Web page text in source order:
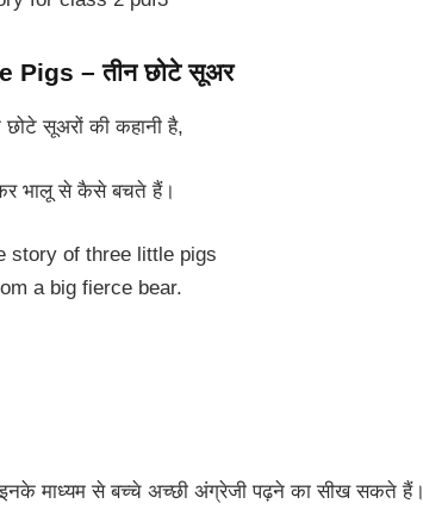
Pigs – तीन छोटे सूअर
सूअरों की कहानी है,
भालू से कैसे बचते हैं।
story of three little pigs
a big fierce bear.
इनके माध्यम से बच्चे अच्छी अंग्रेजी पढ़ने का सीख सकते हैं।